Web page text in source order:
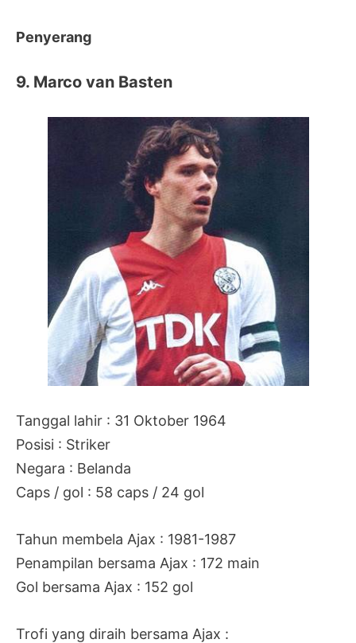
Penyerang
9. Marco van Basten
Tanggal lahir : 31 Oktober 1964
Posisi : Striker
Negara : Belanda
Caps / gol : 58 caps / 24 gol
Tahun membela Ajax : 1981-1987
Penampilan bersama Ajax : 172 main
Gol bersama Ajax : 152 gol
Trofi yang diraih bersama Ajax :